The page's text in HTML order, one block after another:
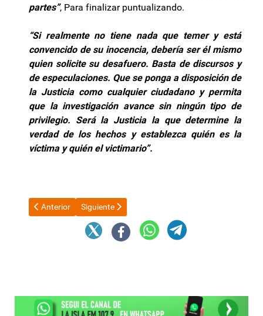
partes”, Para finalizar puntualizando.
“Si realmente no tiene nada que temer y está
convencido de su inocencia, debería ser él mismo
quien solicite su desafuero. Basta de discursos y
de especulaciones. Que se ponga a disposición de
la Justicia como cualquier ciudadano y permita
que la investigación avance sin ningún tipo de
privilegio. Será la Justicia la que determine la
verdad de los hechos y establezca quién es la
víctima y quién el victimario”.
Artículo anterior: Desde este jueves el boleto mínimo de
Anterior Artículo siguiente: Propiedad privada: Senado
Siguiente